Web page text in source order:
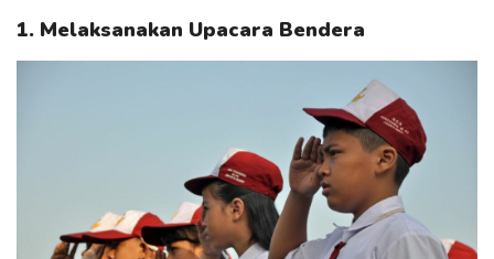
1. Melaksanakan Upacara Bendera